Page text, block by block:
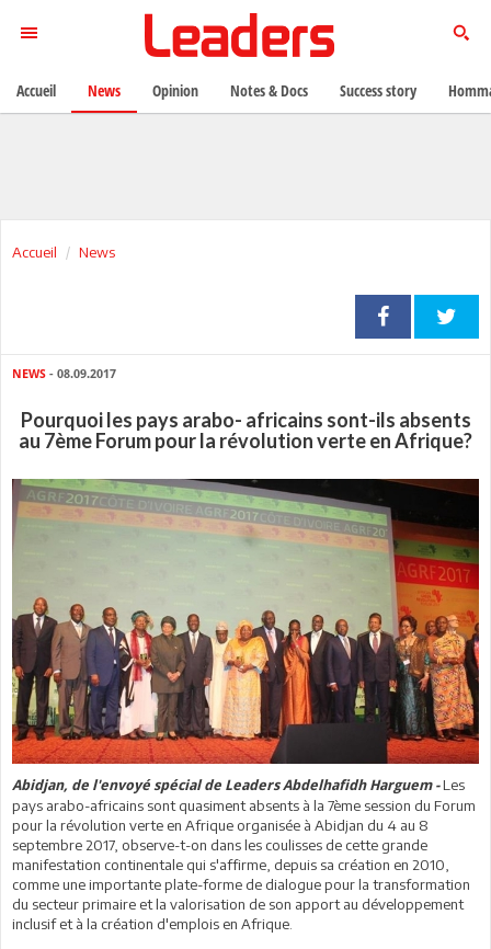
Accueil News
NEWS - 08.09.2017
Pourquoi les pays arabo- africains sont-ils absents
au 7ème Forum pour la révolution verte en Afrique?
Abidjan, de l'envoyé spécial de Leaders Abdelhafidh Harguem -Les
pays arabo-africains sont quasiment absents à la 7ème session du Forum
pour la révolution verte en Afrique organisée à Abidjan du 4 au 8
septembre 2017, observe-t-on dans les coulisses de cette grande
manifestation continentale qui s'affirme, depuis sa création en 2010,
comme une importante plate-forme de dialogue pour la transformation
du secteur primaire et la valorisation de son apport au développement
inclusif et à la création d'emplois en Afrique.
Accueil News Opinion Notes & Docs Success story